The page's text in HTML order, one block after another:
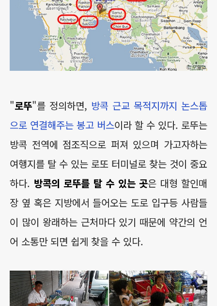
"로뚜"를 정의하면, 방콕 근교 목적지까지 논스톱
으로 연결해주는 봉고 버스이라 할 수 있다. 로뚜는
방콕 전역에 점조직으로 퍼져 있으며 가고자하는
여행지를 탈 수 있는 로또 터미널로 찾는 것이 중요
하다. 방콕의 로뚜를 탈 수 있는 곳은 대형 할인매
장 옆 혹은 지방에서 들어오는 도로 입구등 사람들
이 많이 왕래하는 근처마다 있기 때문에 약간의 언
어 소통만 되면 쉽게 찾을 수 있다.